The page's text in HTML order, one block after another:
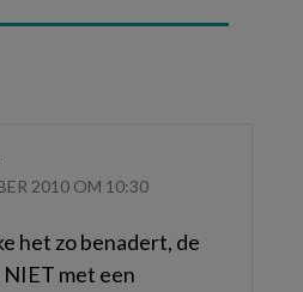
2010 OM 10:30
het zo benadert, de
met een